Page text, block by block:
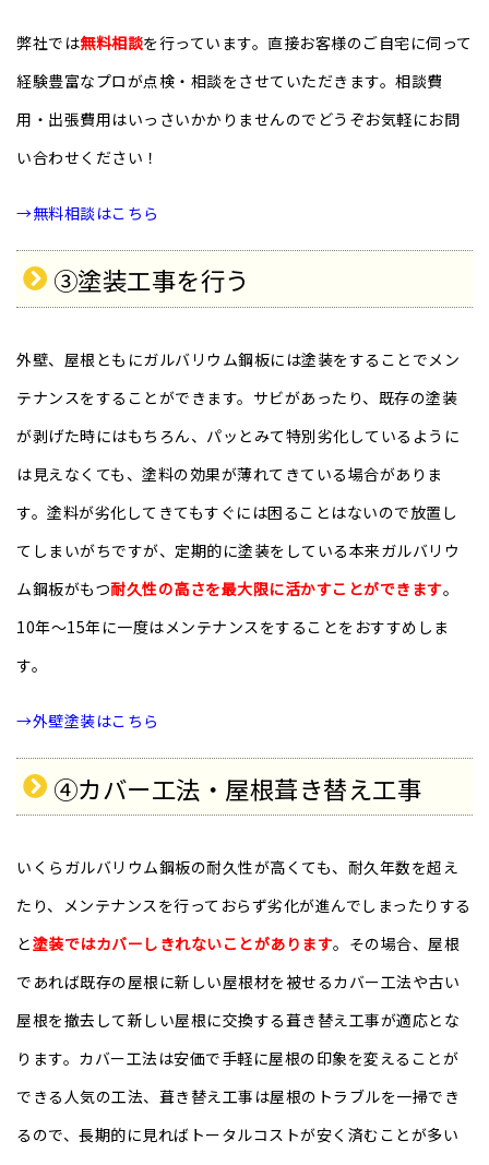
弊社では無料相談を行っています。直接お客様のご自宅に伺って
経験豊富なプロが点検・相談をさせていただきます。相談費
用・出張費用はいっさいかかりませんのでどうぞお気軽にお問
い合わせください！
→無料相談はこちら
③塗装工事を行う
外壁、屋根ともにガルバリウム鋼板には塗装をすることでメン
テナンスをすることができます。サビがあったり、既存の塗装
が剥げた時にはもちろん、パッとみて特別劣化しているように
は見えなくても、塗料の効果が薄れてきている場合がありま
す。塗料が劣化してきてもすぐには困ることはないので放置し
てしまいがちですが、定期的に塗装をしている本来ガルバリウ
ム鋼板がもつ耐久性の高さを最大限に活かすことができます。
10年〜15年に一度はメンテナンスをすることをおすすめしま
す。
→外壁塗装はこちら
④カバー工法・屋根葺き替え工事
いくらガルバリウム鋼板の耐久性が高くても、耐久年数を超え
たり、メンテナンスを行っておらず劣化が進んでしまったりする
と塗装ではカバーしきれないことがあります。その場合、屋根
であれば既存の屋根に新しい屋根材を被せるカバー工法や古い
屋根を撤去して新しい屋根に交換する葺き替え工事が適応とな
ります。カバー工法は安価で手軽に屋根の印象を変えることが
できる人気の工法、葺き替え工事は屋根のトラブルを一掃でき
るので、長期的に見ればトータルコストが安く済むことが多い